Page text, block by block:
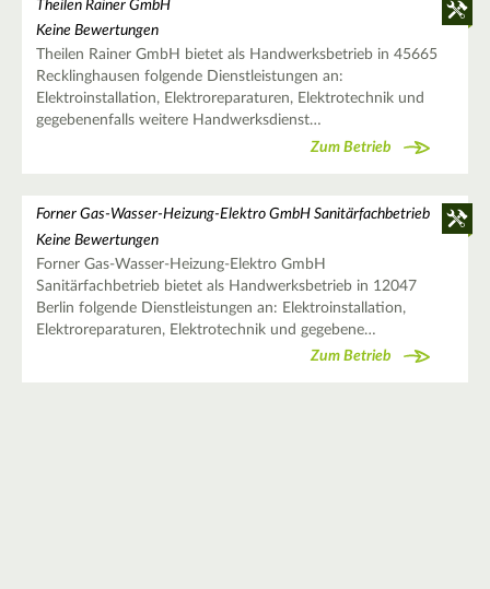
Theilen Rainer GmbH
Keine Bewertungen
Theilen Rainer GmbH bietet als Handwerksbetrieb in 45665
Recklinghausen folgende Dienstleistungen an:
Elektroinstallation, Elektroreparaturen, Elektrotechnik und
gegebenenfalls weitere Handwerksdienst…
Zum Betrieb
Forner Gas-Wasser-Heizung-Elektro GmbH Sanitärfachbetrieb
Keine Bewertungen
Forner Gas-Wasser-Heizung-Elektro GmbH
Sanitärfachbetrieb bietet als Handwerksbetrieb in 12047
Berlin folgende Dienstleistungen an: Elektroinstallation,
Elektroreparaturen, Elektrotechnik und gegebene…
Zum Betrieb